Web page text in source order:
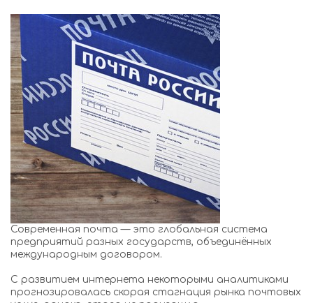
Современная почта — это глобальная система
предприятий разных государств, объединённых
международным договором.
С развитием интернета некоторыми аналитиками
прогнозировалась скорая стагнация рынка почтовых